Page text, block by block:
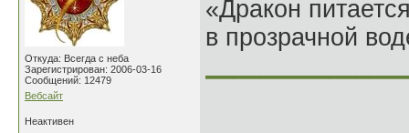
Откуда: Всегда с неба
Зарегистрирован: 2006-03-16
Сообщений: 12479
Вебсайт
«Дракон
в прозрачной
Неактивен